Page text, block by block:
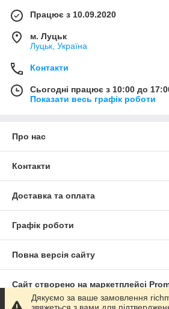
Працює з 10.09.2020
м. Луцьк
Луцьк, Україна
Контакти
Сьогодні працює з 10:00 до
Показати весь графік роботи
Про нас
Контакти
Доставка та оплата
Графік роботи
Повна версія сайту
Сайт створено на маркетплейсі
Дякуємо за ваше замовлення